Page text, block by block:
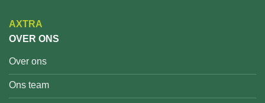
AXTRA
OVER ONS
Over ons
Ons team